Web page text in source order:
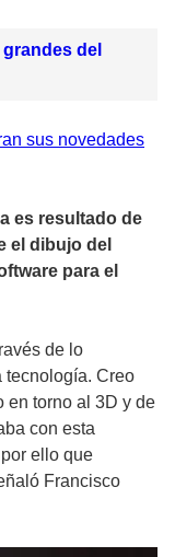
del
sus novedades
es resultado de
el dibujo del
para el
de lo
tecnología. Creo
en torno al 3D y de
con esta
ello que
Francisco